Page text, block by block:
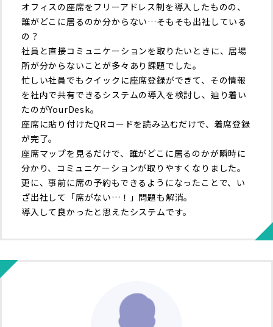
オフィスの座席をフリーアドレス制を導入したものの、
誰がどこに居るのか分からない…そもそも出社している
の？
社員と直接コミュニケーションを取りたいときに、居場
所が分からないことが多々あり課題でした。
忙しい社員でもクイックに座席登録ができて、その情報
を社内で共有できるシステムの導入を検討し、辿り着い
たのがYourDesk。
座席に貼り付けたQRコードを読み込むだけで、着席登録
が完了。
座席マップを見るだけで、誰がどこに居るのかが瞬時に
分かり、コミュニケーションが取りやすくなりました。
更に、事前に席の予約もできるようになったことで、い
ざ出社して「席がない…！」問題も解消。
導入して良かったと思えたシステムです。